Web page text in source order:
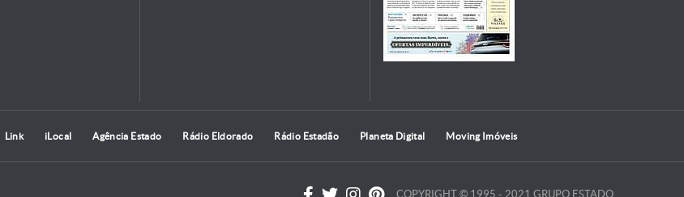
Link iLocal Agência Estado Rádio Eldorado Rádio Estadão Planeta Digital Moving Imóveis
COPYRIGHT © 1995 - 2021 GRUPO ESTADO